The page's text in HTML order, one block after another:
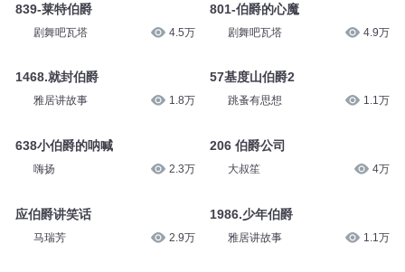
839-莱特伯爵
剧舞吧瓦塔 4.5万
1468.就封伯爵
雅居讲故事 1.8万
638小伯爵的呐喊
嗨扬 2.3万
应伯爵讲笑话
马瑞芳 2.9万
801-伯爵的心魔
剧舞吧瓦塔 4.9万
57基度山伯爵2
跳蚤有思想 1.1万
206 伯爵公司
大叔笙 4万
1986.少年伯爵
雅居讲故事 1.1万